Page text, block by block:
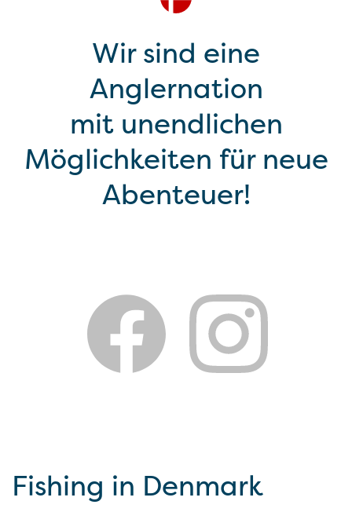
Wir sind eine
Anglernation
mit unendlichen
Möglichkeiten für neue
Abenteuer!
Fishing in Denmark